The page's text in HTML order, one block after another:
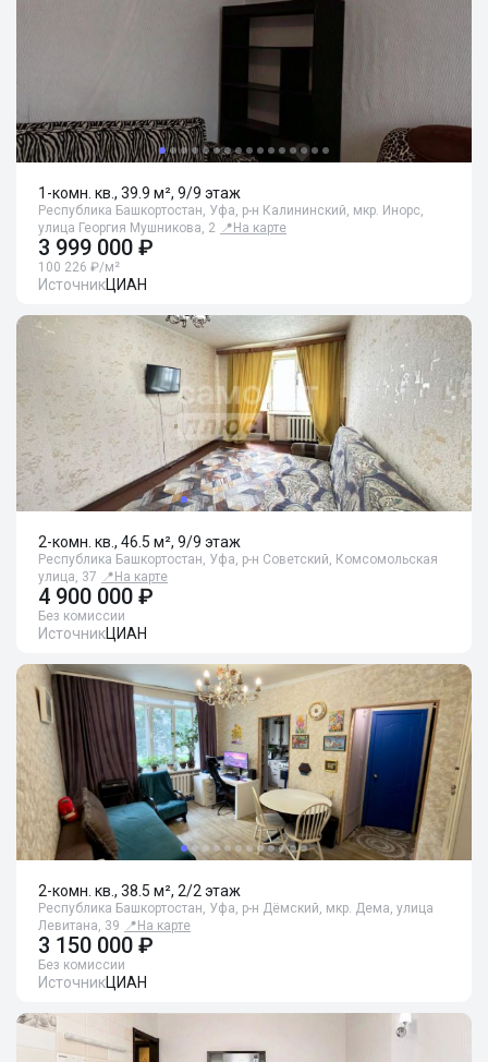
1-комн. кв., 39.9 м², 9/9 этаж
Республика Башкортостан, Уфа, р-н Калининский, мкр. Инорс,
улица Георгия Мушникова, 2 📍 На карте
3 999 000 ₽
100 226 ₽/м²
ИсточникЦИАН
2-комн. кв., 46.5 м², 9/9 этаж
Республика Башкортостан, Уфа, р-н Советский, Комсомольская
улица, 37 📍 На карте
4 900 000 ₽
Без комиссии
ИсточникЦИАН
2-комн. кв., 38.5 м², 2/2 этаж
Республика Башкортостан, Уфа, р-н Дёмский, мкр. Дема, улица
Левитана, 39 📍 На карте
3 150 000 ₽
Без комиссии
ИсточникЦИАН